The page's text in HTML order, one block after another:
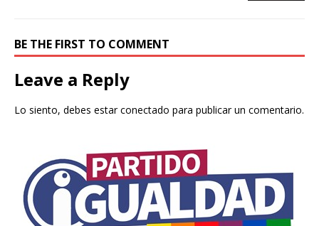
BE THE FIRST TO COMMENT
Leave a Reply
Lo siento, debes estarconectado para publicar un comentario.